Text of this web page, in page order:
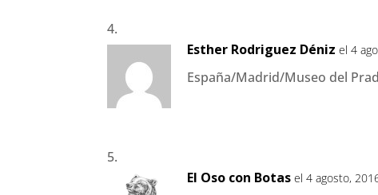
Esther Rodriguez Déniz el 4
España/Madrid/Museo del
El Oso con Botas el 4 agosto,